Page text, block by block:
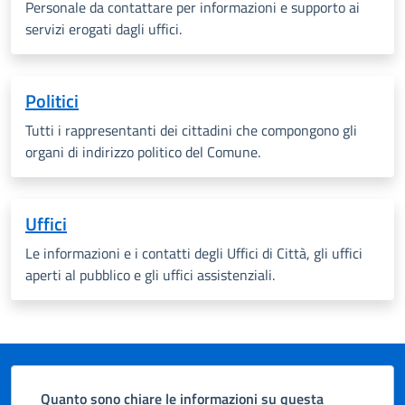
Personale da contattare per informazioni e supporto ai
servizi erogati dagli uffici.
Politici
Tutti i rappresentanti dei cittadini che compongono gli
organi di indirizzo politico del Comune.
Uffici
Le informazioni e i contatti degli Uffici di Città, gli uffici
aperti al pubblico e gli uffici assistenziali.
Quanto sono chiare le informazioni su questa